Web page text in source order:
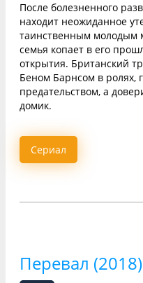
После болезненного
находит неожиданное
таинственным молодым
семья копает в его
открытия. Британский
Беном Барнсом в ролях,
предательством, а
домик.
Сериал
Перевал (2018)